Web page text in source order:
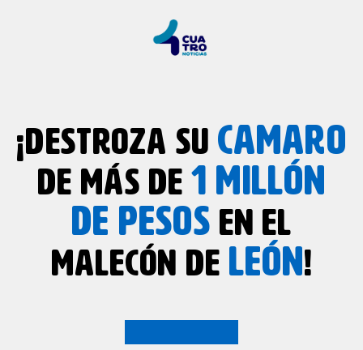
¡DESTROZA SU CAMARO
DE MÁS DE1 MILLÓN
DE PESOS EN EL
MALECÓN DE LEÓN!